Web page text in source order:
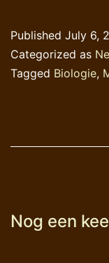
Published July 6,
Categorized as
Tagged Biologie,
Nog een